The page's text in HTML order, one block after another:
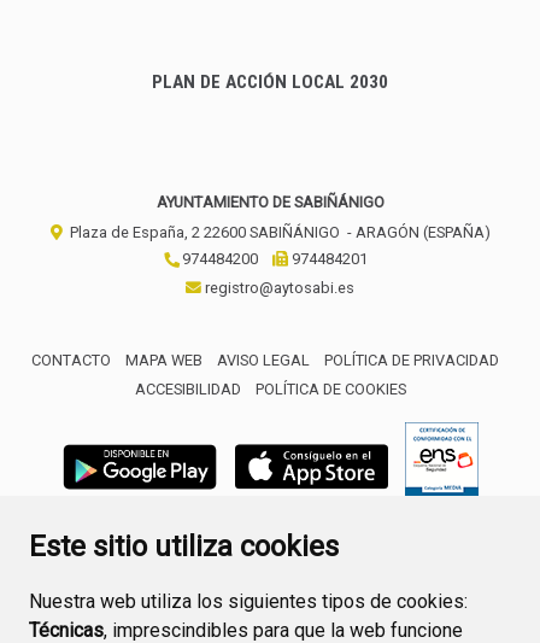
Este sitio utiliza cookies
Nuestra web utiliza los siguientes tipos de cookies:
Técnicas, imprescindibles para que la web funcione
PLAN DE ACCIÓN LOCAL 2030
AYUNTAMIENTO DE SABIÑÁNIGO
Plaza de España, 2 22600 SABIÑÁNIGO - ARAGÓN (ESPAÑA)
974484200
974484201
registro@aytosabi.es
CONTACTO MAPA WEB AVISO LEGAL
POLÍTICA DE PRIVACIDAD
ACCESIBILIDAD
POLÍTICA DE COOKIES